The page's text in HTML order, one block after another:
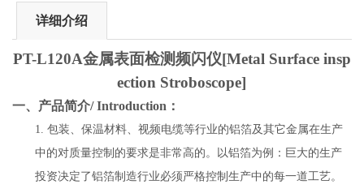
详细介绍
PT-L120A金属表面检测频闪仪[Metal Surface insp
ection Stroboscope]
一、 产品简介/ Introduction：
1.包装、保温材料、视频电缆等行业的铝箔及其它金属在生产
中的对质量控制的要求是非常高的。
以铝箔为例： 巨大的生产
投资决定了铝箔制造行业必须严格控制生产中的每一道工艺。